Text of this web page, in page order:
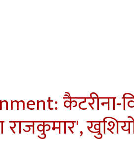
कैटरीना-
राजकुमार',